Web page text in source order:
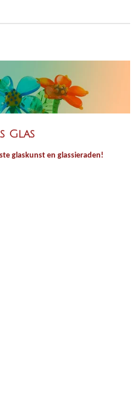
Glas
glaskunst en glassieraden!